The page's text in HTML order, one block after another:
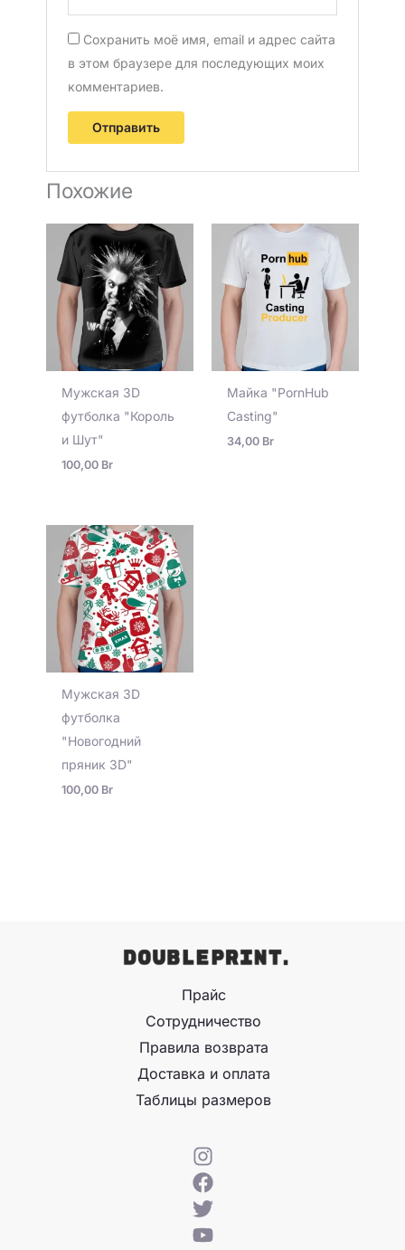
Сохранить моё имя, email и адрес сайта
в этом браузере для последующих моих
комментариев.
Похожие
Мужская 3D
футболка "Король
и Шут"
100,00 Br
Майка "PornHub
Casting"
34,00 Br
Мужская 3D
футболка
"Новогодний
пряник 3D"
100,00 Br
Прайс
Сотрудничество
Правила возврата
Доставка и оплата
Таблицы размеров